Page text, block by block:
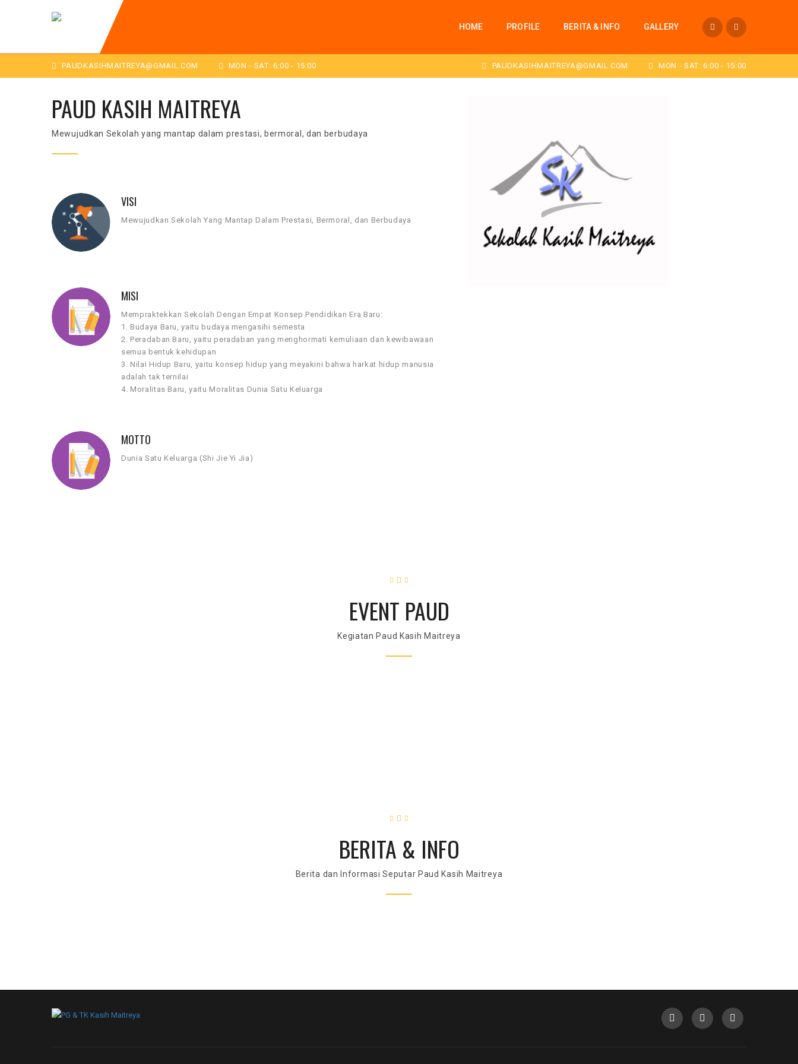
HOME PROFILE BERITA & INFO GALLERY
PAUDKASIHMAITREYA@GMAIL.COM MON - SAT: 6:00 - 15:00 PAUDKASIHMAITREYA@GMAIL.COM MON - SAT: 6:00 - 15:00
PAUD KASIH MAITREYA
Mewujudkan Sekolah yang mantap dalam prestasi, bermoral, dan berbudaya
VISI
Mewujudkan Sekolah Yang Mantap Dalam Prestasi, Bermoral, dan Berbudaya
MISI
Mempraktekkan Sekolah Dengan Empat Konsep Pendidikan Era Baru:
1. Budaya Baru, yaitu budaya mengasihi semesta
2. Peradaban Baru, yaitu peradaban yang menghormati kemuliaan dan kewibawaan
semua bentuk kehidupan
3. Nilai Hidup Baru, yaitu konsep hidup yang meyakini bahwa harkat hidup manusia
adalah tak ternilai
4. Moralitas Baru, yaitu Moralitas Dunia Satu Keluarga
MOTTO
Dunia Satu Keluarga (Shi Jie Yi Jia)
EVENT PAUD
Kegiatan Paud Kasih Maitreya
BERITA & INFO
Berita dan Informasi Seputar Paud Kasih Maitreya